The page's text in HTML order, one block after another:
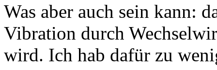
Was aber auch sein kann:
Vibration durch
wird. Ich hab dafür zu